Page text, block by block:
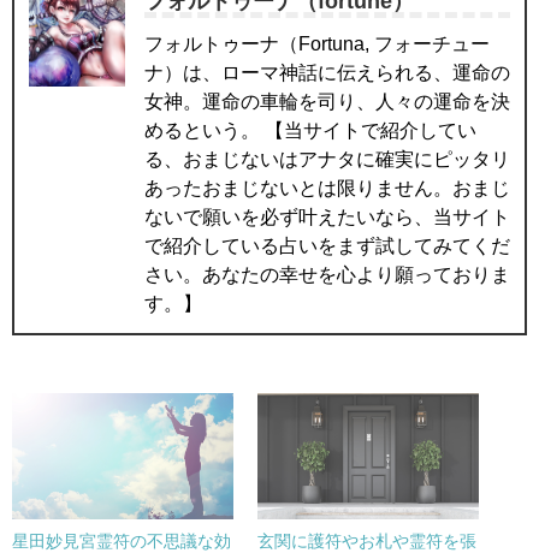
フォルトゥーナ（Fortuna, フォーチュー
ナ）は、ローマ神話に伝えられる、運命の
女神。運命の車輪を司り、人々の運命を決
めるという。 【当サイトで紹介してい
る、おまじないはアナタに確実にピッタリ
あったおまじないとは限りません。おまじ
ないで願いを必ず叶えたいなら、当サイト
で紹介している占いをまず試してみてくだ
さい。あなたの幸せを心より願っておりま
す。】
星田妙見宮霊符の不思議な効
玄関に護符やお札や霊符を張